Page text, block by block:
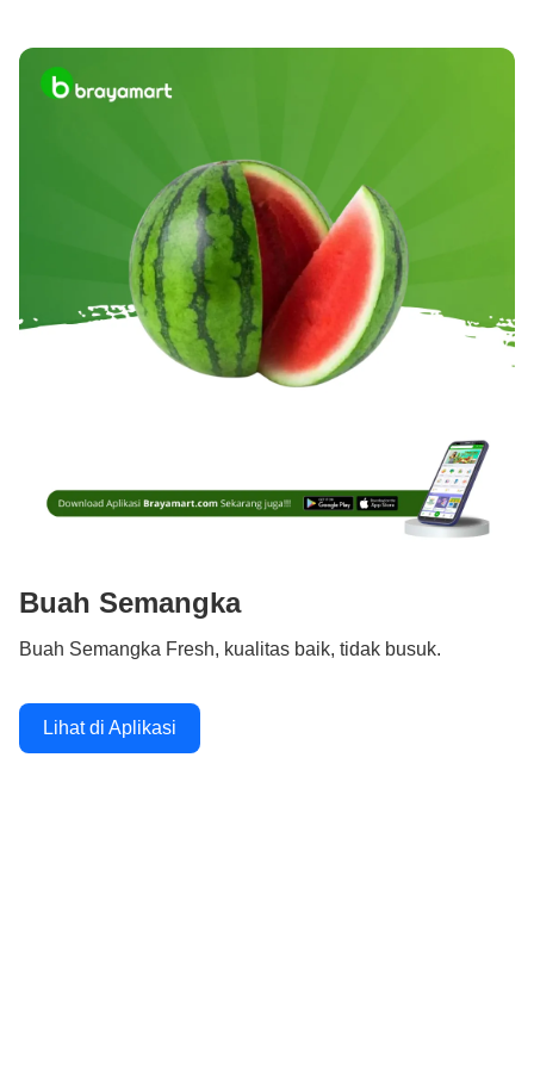
Buah Semangka
Buah Semangka Fresh, kualitas baik, tidak busuk.
Lihat di Aplikasi